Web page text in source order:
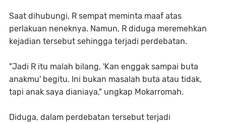
Saat dihubungi, R sempat meminta maaf atas
perlakuan neneknya. Namun, R diduga meremehkan
kejadian tersebut sehingga terjadi perdebatan.
"Jadi R itu malah bilang, 'Kan enggak sampai buta
anakmu' begitu. Ini bukan masalah buta atau tidak,
tapi anak saya dianiaya," ungkap Mokarromah.
Diduga, dalam perdebatan tersebut terjadi